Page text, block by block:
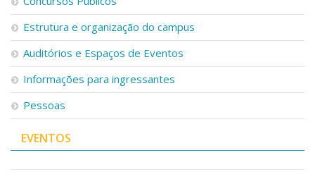
Estrutura e organização do campus
Auditórios e Espaços de Eventos
Informações para ingressantes
Pessoas
EVENTOS